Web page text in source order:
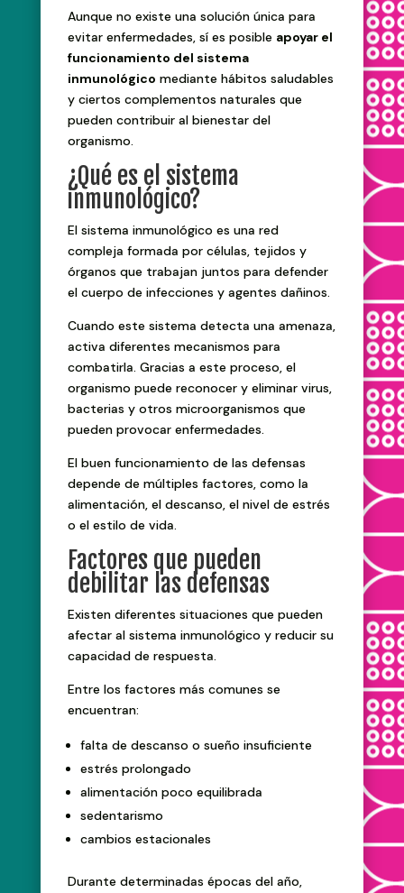
Aunque no existe una solución única para
evitar enfermedades, sí es posible apoyar el
funcionamiento del sistema
inmunológico mediante hábitos saludables
y ciertos complementos naturales que
pueden contribuir al bienestar del
organismo.
¿Qué es el sistema
inmunológico?
El sistema inmunológico es una red
compleja formada por células, tejidos y
órganos que trabajan juntos para defender
el cuerpo de infecciones y agentes dañinos.
Cuando este sistema detecta una amenaza,
activa diferentes mecanismos para
combatirla. Gracias a este proceso, el
organismo puede reconocer y eliminar virus,
bacterias y otros microorganismos que
pueden provocar enfermedades.
El buen funcionamiento de las defensas
depende de múltiples factores, como la
alimentación, el descanso, el nivel de estrés
o el estilo de vida.
Factores que pueden
debilitar las defensas
Existen diferentes situaciones que pueden
afectar al sistema inmunológico y reducir su
capacidad de respuesta.
Entre los factores más comunes se
encuentran:
falta de descanso o sueño insuficiente
estrés prolongado
alimentación poco equilibrada
sedentarismo
cambios estacionales
Durante determinadas épocas del año,